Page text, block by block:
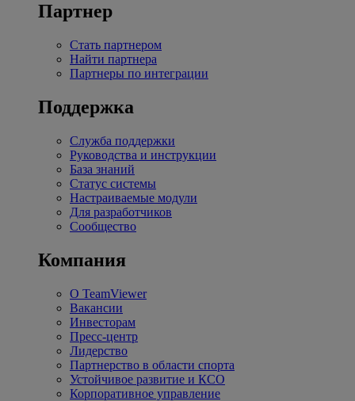
Партнер
Стать партнером
Найти партнера
Партнеры по интеграции
Поддержка
Служба поддержки
Руководства и инструкции
База знаний
Статус системы
Настраиваемые модули
Для разработчиков
Сообщество
Компания
О TeamViewer
Вакансии
Инвесторам
Пресс-центр
Лидерство
Партнерство в области спорта
Устойчивое развитие и КСО
Корпоративное управление